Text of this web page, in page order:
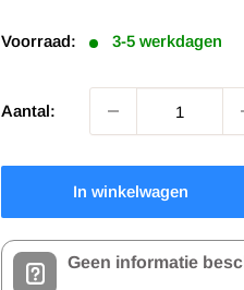
Voorraad: 3-5 werkdagen
Aantal:
In winkelwagen
Geen informatie